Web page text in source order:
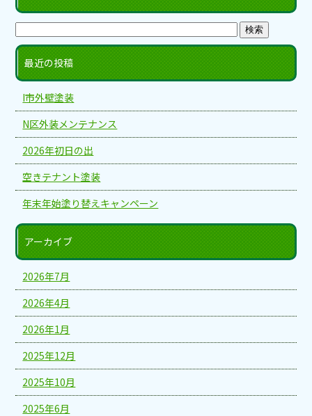
最近の投稿
I市外壁塗装
N区外装メンテナンス
2026年初日の出
空きテナント塗装
年末年始塗り替えキャンペーン
アーカイブ
2026年7月
2026年4月
2026年1月
2025年12月
2025年10月
2025年6月